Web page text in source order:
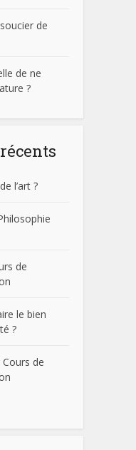
de
de ne
?
l’art ?
de
le bien
?
Cours de